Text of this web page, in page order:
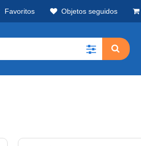
Favoritos Objetos seguidos